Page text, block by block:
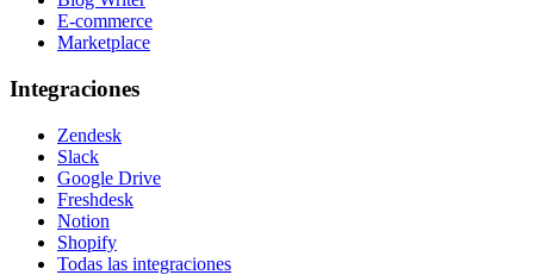
E-commerce
Marketplace
Integraciones
Zendesk
Slack
Google Drive
Freshdesk
Notion
Shopify
Todas las integraciones